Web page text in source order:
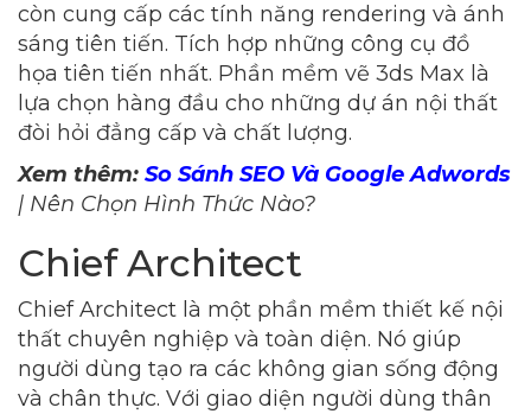
còn cung cấp các tính năng rendering và ánh
sáng tiên tiến. Tích hợp những công cụ đồ
họa tiên tiến nhất. Phần mềm vẽ 3ds Max là
lựa chọn hàng đầu cho những dự án nội thất
đòi hỏi đẳng cấp và chất lượng.
Xem thêm: So Sánh SEO Và Google Adwords
| Nên Chọn Hình Thức Nào?
Chief Architect
Chief Architect là một phần mềm thiết kế nội
thất chuyên nghiệp và toàn diện. Nó giúp
người dùng tạo ra các không gian sống động
và chân thực. Với giao diện người dùng thân